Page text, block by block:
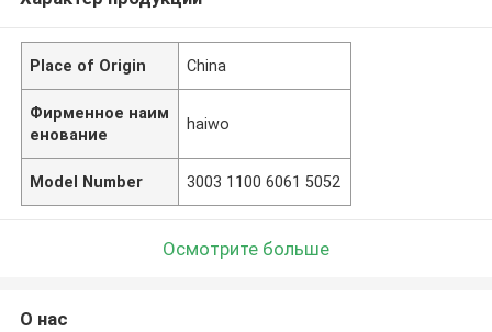
Place of Origin China
Фирменное наим
енование
haiwo
Model Number 3003 1100 6061 5052
Осмотрите больше
О нас